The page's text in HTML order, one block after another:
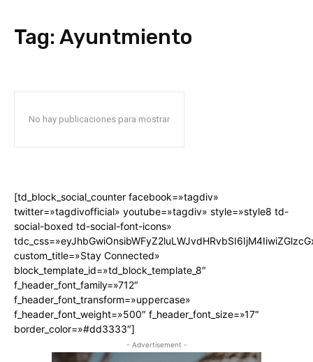
Tag: Ayuntmiento
No hay publicaciones para mostrar
[td_block_social_counter facebook=»tagdiv»
twitter=»tagdivofficial» youtube=»tagdiv» style=»style8 td-
social-boxed td-social-font-icons»
custom_title=»Stay Connected»
block_template_id=»td_block_template_8″
f_header_font_family=»712″
f_header_font_transform=»uppercase»
f_header_font_weight=»500″ f_header_font_size=»17″
border_color=»#dd3333″]
- Advertisement -